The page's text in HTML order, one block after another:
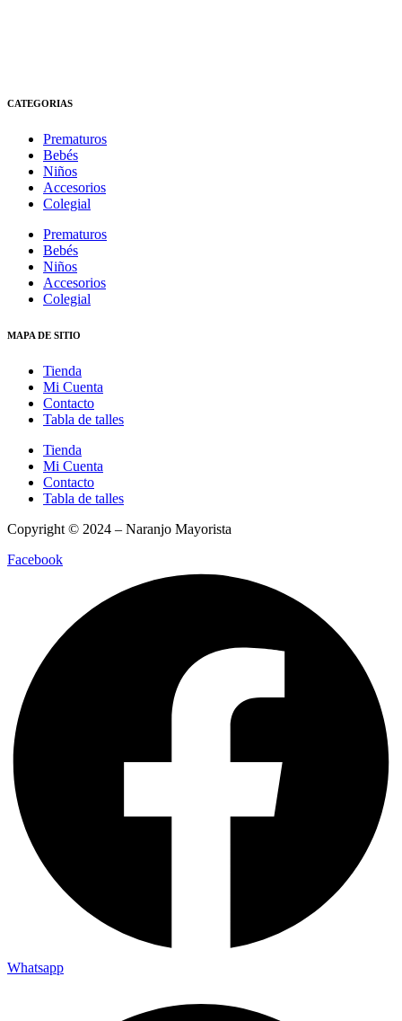
CATEGORIAS
Prematuros
Bebés
Niños
Accesorios
Colegial
Prematuros
Bebés
Niños
Accesorios
Colegial
MAPA DE SITIO
Tienda
Mi Cuenta
Contacto
Tabla de talles
Tienda
Mi Cuenta
Contacto
Tabla de talles
Copyright © 2024 – Naranjo Mayorista
Facebook
Whatsapp